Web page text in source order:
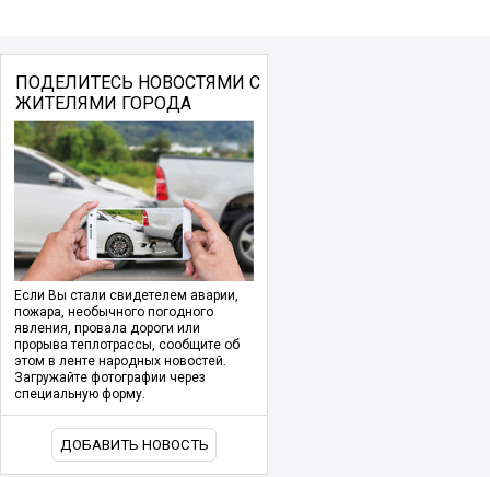
ПОДЕЛИТЕСЬ НОВОСТЯМИ С
ЖИТЕЛЯМИ ГОРОДА
Если Вы стали свидетелем аварии,
пожара, необычного погодного
явления, провала дороги или
прорыва теплотрассы, сообщите об
этом в ленте народных новостей.
Загружайте фотографии через
специальную форму.
ДОБАВИТЬ НОВОСТЬ